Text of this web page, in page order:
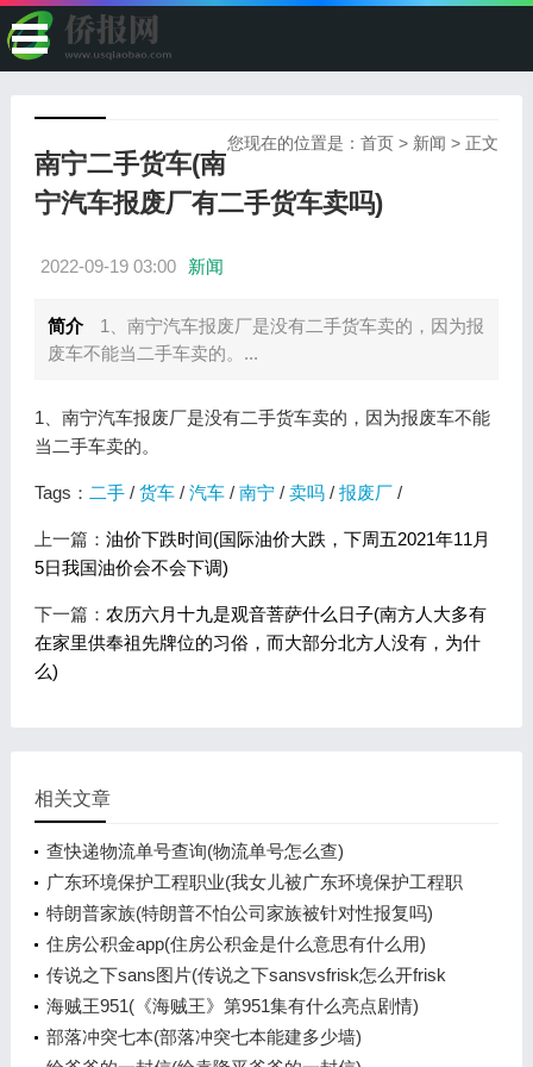
您现在的位置是：首页 > 新闻 > 正文
南宁二手货车(南
宁汽车报废厂有二手货车卖吗)
2022-09-19 03:00 新闻
简介
1、南宁汽车报废厂是没有二手货车卖的，因为报
废车不能当二手车卖的。...
1、南宁汽车报废厂是没有二手货车卖的，因为报废车不能
当二手车卖的。
Tags： 二手/ 货车/ 汽车/ 南宁/ 卖吗/ 报废厂/
上一篇： 油价下跌时间(国际油价大跌，下周五2021年11月
5日我国油价会不会下调)
下一篇： 农历六月十九是观音菩萨什么日子(南方人大多有
在家里供奉祖先牌位的习俗，而大部分北方人没有，为什
么)
相关文章
查快递物流单号查询(物流单号怎么查)
广东环境保护工程职业(我女儿被广东环境保护工程职
业学院资源
特朗普家族(特朗普不怕公司家族被针对性报复吗)
住房公积金app(住房公积金是什么意思有什么用)
传说之下sans图片(传说之下sansvsfrisk怎么开frisk
模式)
海贼王951(《海贼王》第951集有什么亮点剧情)
部落冲突七本(部落冲突七本能建多少墙)